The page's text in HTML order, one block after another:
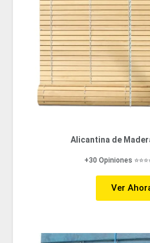
Alicantina de
+30 Opiniones
Ver